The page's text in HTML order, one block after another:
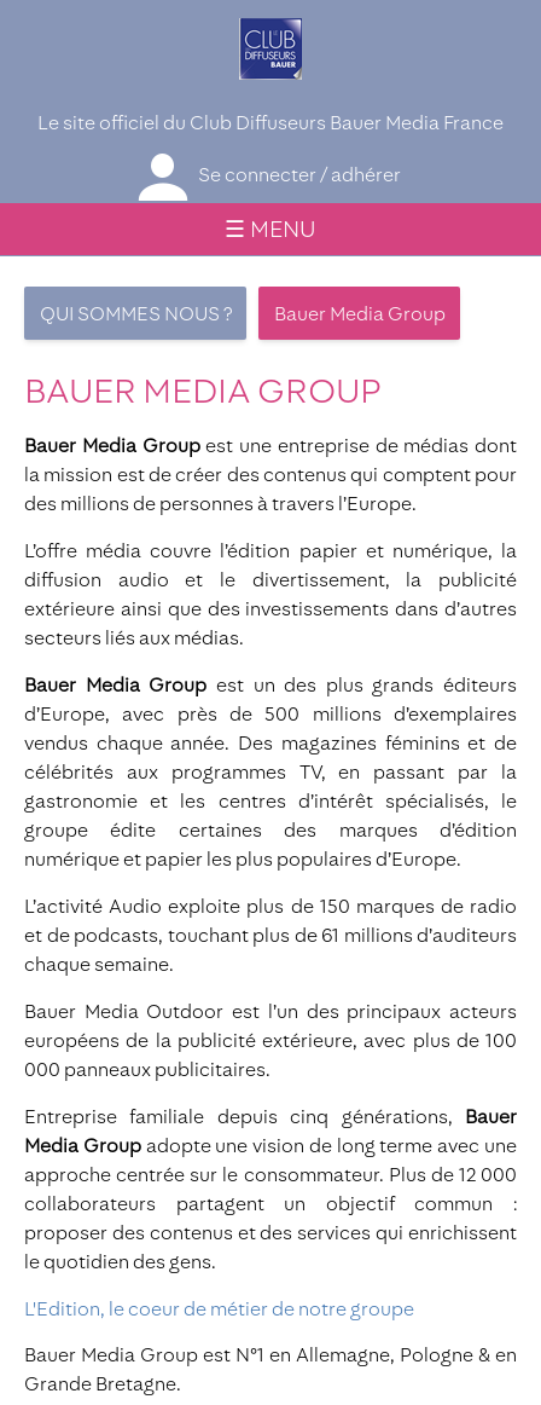
Le site officiel du Club Diffuseurs Bauer Media France
Se connecter / adhérer
☰ MENU
QUI SOMMES NOUS ? Bauer Media Group
BAUER MEDIA GROUP
Bauer Media Groupest une entreprise de médias dont
la mission est de créer des contenus qui comptent pour
des millions de personnes à travers l’Europe.
L’offre média couvre l’édition papier et numérique, la
diffusion audio et le divertissement, la publicité
extérieure ainsi que des investissements dans d’autres
secteurs liés aux médias.
Bauer Media Group est un des plus grands éditeurs
d’Europe, avec près de 500 millions d’exemplaires
vendus chaque année. Des magazines féminins et de
célébrités aux programmes TV, en passant par la
gastronomie et les centres d’intérêt spécialisés, le
groupe édite certaines des marques d’édition
numérique et papier les plus populaires d’Europe.
L’activité Audio exploite plus de 150 marques de radio
et de podcasts, touchant plus de 61 millions d’auditeurs
chaque semaine.
Bauer Media Outdoor est l’un des principaux acteurs
européens de la publicité extérieure, avec plus de 100
000 panneaux publicitaires.
Entreprise familiale depuis cinq générations, Bauer
Media Groupadopte une vision de long terme avec une
approche centrée sur le consommateur. Plus de 12 000
collaborateurs partagent un objectif commun :
proposer des contenus et des services qui enrichissent
le quotidien des gens.
L'Edition, le coeur de métier de notre groupe
Bauer Media Group est N°1 en Allemagne, Pologne & en
Grande Bretagne.